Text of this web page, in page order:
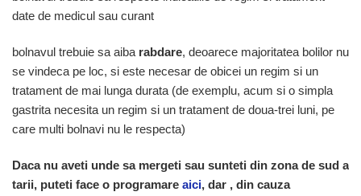
date de medicul sau curant
bolnavul trebuie sa aiba rabdare, deoarece majoritatea bolilor nu
se vindeca pe loc, si este necesar de obicei un regim si un
tratament de mai lunga durata (de exemplu, acum si o simpla
gastrita necesita un regim si un tratament de doua-trei luni, pe
care multi bolnavi nu le respecta)
Daca nu aveti unde sa mergeti sau sunteti din zona de sud a
tarii, puteti face o programare aici, dar , din cauza